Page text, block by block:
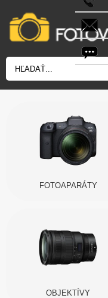
FOTOAPARÁTY
OBJEKTÍVY